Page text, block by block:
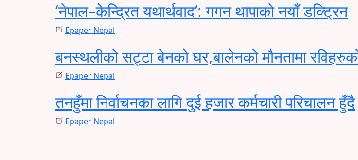
‘नेपाल–केन्द्रित यथार्थवाद’: गगन थापाको नयाँ डक्ट्रिन
Epaper Nepal
बनस्थलीको सट्टा बेनको घर,बालेनको मौनतामा
Epaper Nepal
तनहुँमा निर्वाचनका लागि दुई हजार कर्मचारी परिचालन हुँदै
Epaper Nepal